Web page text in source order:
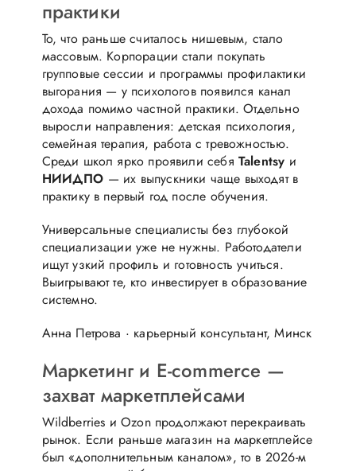
практики
То, что раньше считалось нишевым, стало
массовым. Корпорации стали покупать
групповые сессии и программы профилактики
выгорания — у психологов появился канал
дохода помимо частной практики. Отдельно
выросли направления: детская психология,
семейная терапия, работа с тревожностью.
Среди школ ярко проявили себя Talentsy и
НИИДПО — их выпускники чаще выходят в
практику в первый год после обучения.
Универсальные специалисты без глубокой
специализации уже не нужны. Работодатели
ищут узкий профиль и готовность учиться.
Выигрывают те, кто инвестирует в образование
системно.
Анна Петрова · карьерный консультант, Минск
Маркетинг и E-commerce —
захват маркетплейсами
Wildberries и Ozon продолжают перекраивать
рынок. Если раньше магазин на маркетплейсе
был «дополнительным каналом», то в 2026-м